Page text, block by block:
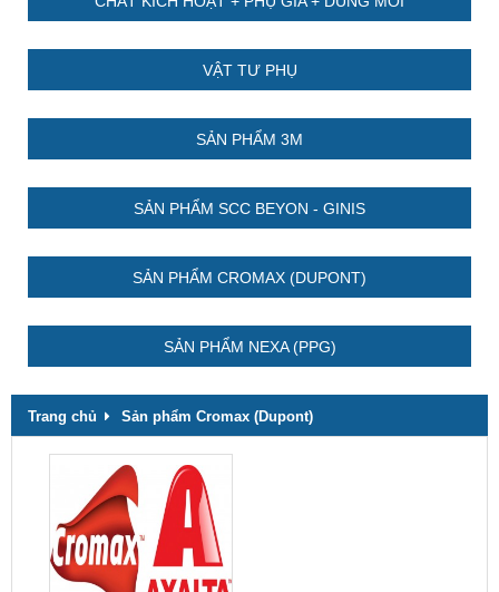
VẬT TƯ PHỤ
SẢN PHẨM 3M
SẢN PHẨM SCC BEYON - GINIS
SẢN PHẨM CROMAX (DUPONT)
SẢN PHẨM NEXA (PPG)
Trang chủ Sản phẩm Cromax (Dupont)